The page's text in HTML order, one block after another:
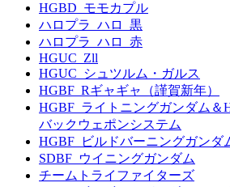
HGBD_モモカプル
ハロプラ_ハロ_黒
ハロプラ_ハロ_赤
HGUC_Zll
HGUC_シュツルム・ガルス
HGBF_Rギャギャ（謹賀新年）
HGBF_ライトニングガンダム＆
バックウェポンシステム
HGBF_ビルドバーニングガンダ
SDBF_ウイニングガンダム
チームトライファイターズ